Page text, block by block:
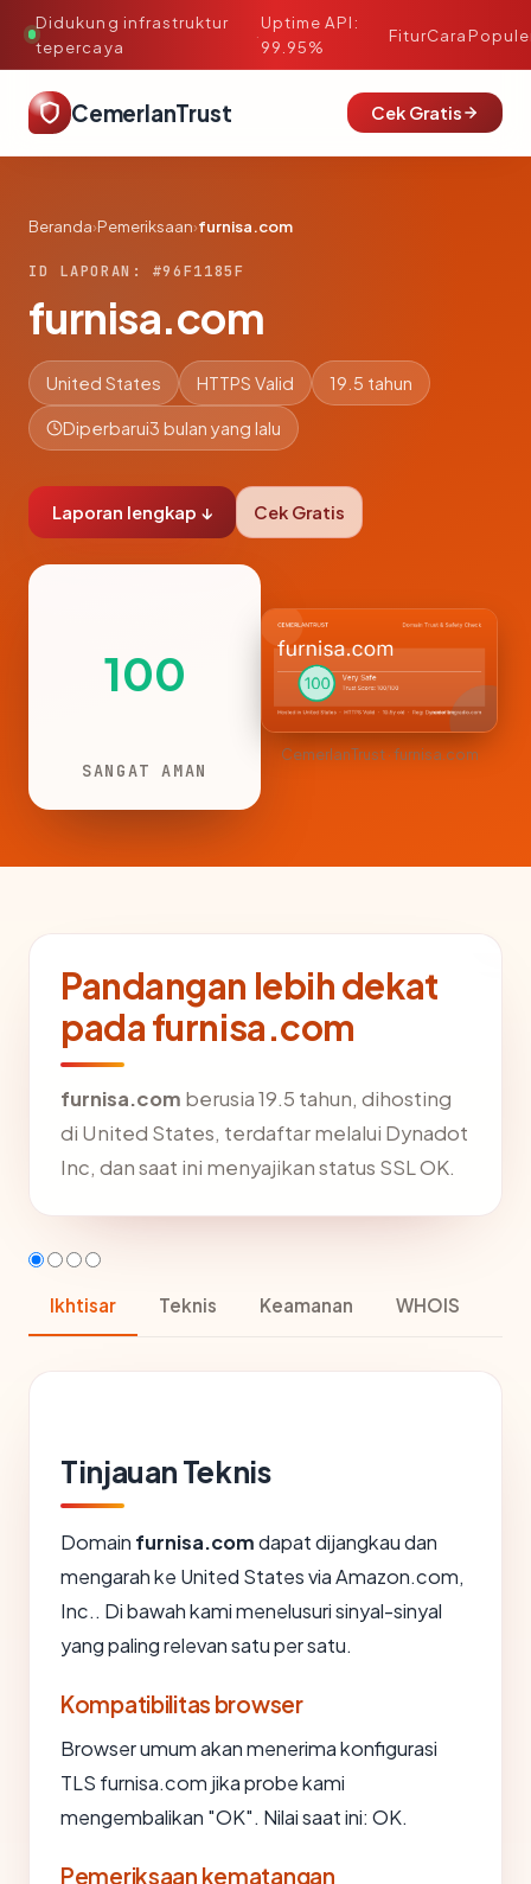
Didukung infrastruktur
tepercaya
·
Uptime API:
99.95%
FiturCara
CemerlanTrust Cek Gratis
Beranda›Pemeriksaan›furnisa.com
ID LAPORAN: #96F1185F
furnisa.com
United States HTTPS Valid 19.5 tahun
Diperbarui3 bulan yang lalu
Laporan lengkap ↓ Cek Gratis
100
SANGAT AMAN
CemerlanTrust · furnisa.com
Pandangan lebih dekat
pada furnisa.com
furnisa.com berusia 19.5 tahun, dihosting
di United States, terdaftar melalui Dynadot
Inc, dan saat ini menyajikan status SSL OK.
Ikhtisar Teknis Keamanan WHOIS
Tinjauan Teknis
Domain furnisa.comdapat dijangkau dan
mengarah ke United States via Amazon.com,
Inc.. Di bawah kami menelusuri sinyal-sinyal
yang paling relevan satu per satu.
Kompatibilitas browser
Browser umum akan menerima konfigurasi
TLS furnisa.com jika probe kami
mengembalikan "OK". Nilai saat ini: OK.
Pemeriksaan kematangan